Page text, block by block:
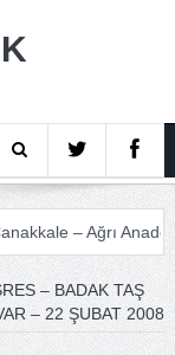
– Ağrı Anadolu
– BADAK TAŞ
– 22 ŞUBAT 2008